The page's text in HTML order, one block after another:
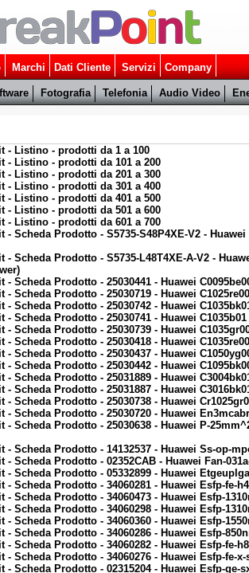
Marchi Dati Cliente Servizi Company
Fotografia Telefonia Audio Video
- Listino - prodotti da 1 a 100
- Listino - prodotti da 101 a 200
- Listino - prodotti da 201 a 300
- Listino - prodotti da 301 a 400
- Listino - prodotti da 401 a 500
- Listino - prodotti da 501 a 600
- Listino - prodotti da 601 a 700
Scheda Prodotto - S5735-S48P4XE-V2 -
Scheda Prodotto - S5735-L48T4XE-A-V2 -
Scheda Prodotto - 25030441 - Huawei
Scheda Prodotto - 25030719 - Huawei
Scheda Prodotto - 25030742 - Huawei
Scheda Prodotto - 25030741 - Huawei
Scheda Prodotto - 25030739 - Huawei
Scheda Prodotto - 25030418 - Huawei
Scheda Prodotto - 25030437 - Huawei
Scheda Prodotto - 25030442 - Huawei
Scheda Prodotto - 25031889 - Huawei
Scheda Prodotto - 25031887 - Huawei
Scheda Prodotto - 25030738 - Huawei
- Scheda Prodotto - 25030720 - Huawei
- Scheda Prodotto - 25030638 - Huawei P-
- Scheda Prodotto - 14132537 - Huawei Ss-op-
- Scheda Prodotto - 02352CAB - Huawei Fan-
- Scheda Prodotto - 05332899 - Huawei
- Scheda Prodotto - 34060281 - Huawei Esfp-fe-
- Scheda Prodotto - 34060473 - Huawei Esfp-
- Scheda Prodotto - 34060298 - Huawei Esfp-
Scheda Prodotto - 34060360 - Huawei Esfp-
Scheda Prodotto - 34060286 - Huawei Esfp-
- Scheda Prodotto - 34060282 - Huawei Esfp-fe-
- Scheda Prodotto - 34060276 - Huawei Esfp-fe-
- Scheda Prodotto - 02315204 - Huawei Esfp-